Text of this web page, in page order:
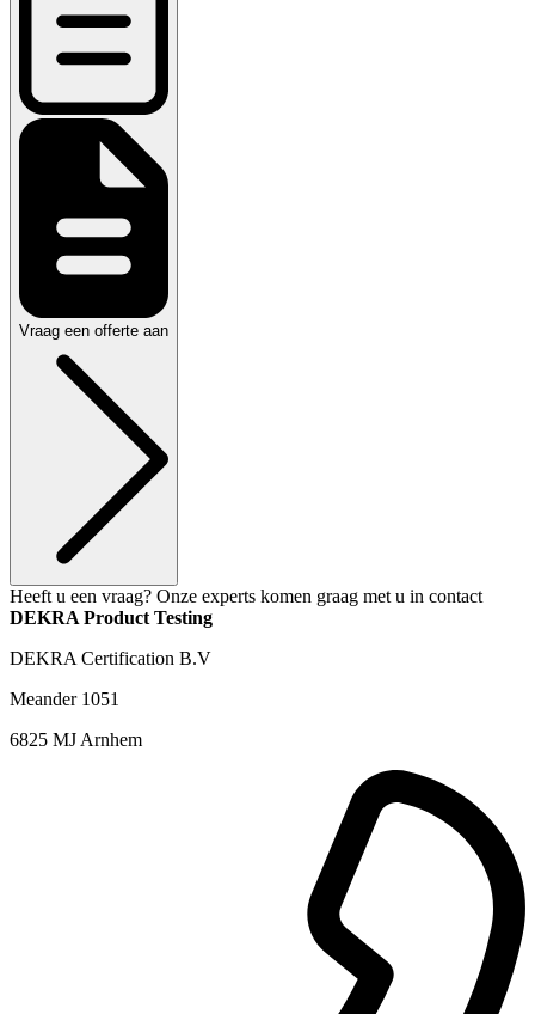
Vraag een offerte aan
Heeft u een vraag? Onze experts komen graag met u in contact
DEKRA Product Testing
DEKRA Certification B.V
Meander 1051
6825 MJ Arnhem